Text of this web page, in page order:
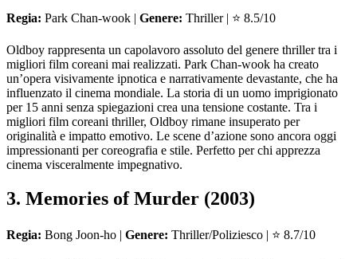
Regia: Park Chan-wook | Genere: Thriller | ⭐ 8.5/10
Oldboy rappresenta un capolavoro assoluto del genere thriller tra i
migliori film coreani mai realizzati. Park Chan-wook ha creato
un’opera visivamente ipnotica e narrativamente devastante, che ha
influenzato il cinema mondiale. La storia di un uomo imprigionato
per 15 anni senza spiegazioni crea una tensione costante. Tra i
migliori film coreani thriller, Oldboy rimane insuperato per
originalità e impatto emotivo. Le scene d’azione sono ancora oggi
impressionanti per coreografia e stile. Perfetto per chi apprezza
cinema visceralmente impegnativo.
3. Memories of Murder (2003)
Regia: Bong Joon-ho | Genere: Thriller/Poliziesco | ⭐ 8.7/10